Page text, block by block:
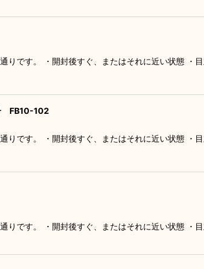
です。 ・開封後すぐ、またはそれに近い状態 ・
FB10-102
です。 ・開封後すぐ、またはそれに近い状態 ・
です。 ・開封後すぐ、またはそれに近い状態 ・